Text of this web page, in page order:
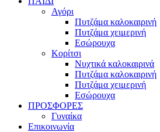
Αγόρι
Πυτζάμα καλοκαιρινή
Πυτζάμα χειμερινή
Εσώρουχα
Κορίτσι
Νυχτικά καλοκαιρινά
Πυτζάμα καλοκαιρινή
Πυτζάμα χειμερινή
Εσώρουχα
ΠΡΟΣΦΟΡΕΣ
Γυναίκα
Επικοινωνία